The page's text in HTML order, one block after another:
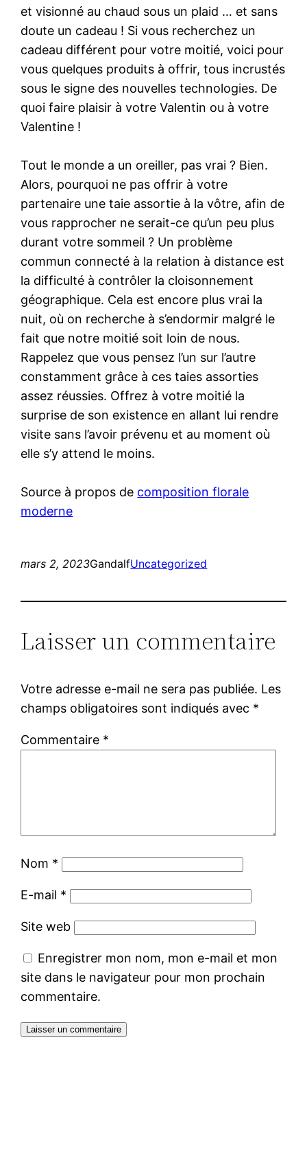
et visionné au chaud sous un plaid … et sans
doute un cadeau ! Si vous recherchez un
cadeau différent pour votre moitié, voici pour
vous quelques produits à offrir, tous incrustés
sous le signe des nouvelles technologies. De
quoi faire plaisir à votre Valentin ou à votre
Valentine !
Tout le monde a un oreiller, pas vrai ? Bien.
Alors, pourquoi ne pas offrir à votre
partenaire une taie assortie à la vôtre, afin de
vous rapprocher ne serait-ce qu’un peu plus
durant votre sommeil ? Un problème
commun connecté à la relation à distance est
la difficulté à contrôler la cloisonnement
géographique. Cela est encore plus vrai la
nuit, où on recherche à s’endormir malgré le
fait que notre moitié soit loin de nous.
Rappelez que vous pensez l’un sur l’autre
constamment grâce à ces taies assorties
assez réussies. Offrez à votre moitié la
surprise de son existence en allant lui rendre
visite sans l’avoir prévenu et au moment où
elle s’y attend le moins.
Source à propos de composition florale
moderne
mars 2, 2023GandalfUncategorized
Laisser un commentaire
Votre adresse e-mail ne sera pas publiée. Les
champs obligatoires sont indiqués avec *
Commentaire *
Nom *
E-mail *
Site web
Enregistrer mon nom, mon e-mail et mon
site dans le navigateur pour mon prochain
commentaire.